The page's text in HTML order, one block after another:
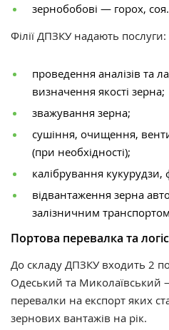
зернобобові — горох, соя.
Філії ДПЗКУ надають послуги:
проведення аналізів та
визначення якості зерна;
зважування зерна;
сушіння, очищення,
(при необхідності);
калібрування кукурудзи,
відвантаження зерна
залізничним
Портова перевалка та
До складу ДПЗКУ входить 2
Одеський та Миколаївський
перевалки на експорт яких
зернових вантажів на рік.